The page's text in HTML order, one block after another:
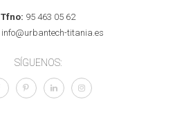
Tfno: 95 463 05 62
info@urbantech-titania.es
SÍGUENOS: